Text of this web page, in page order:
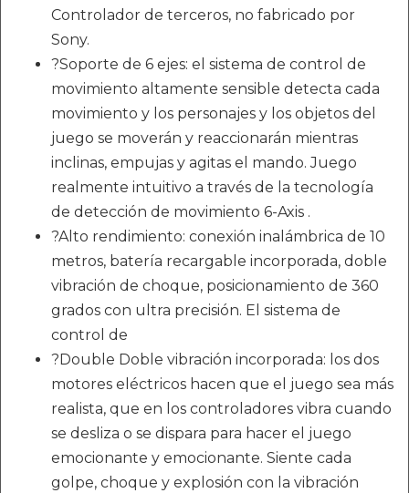
Controlador de terceros, no fabricado por
Sony.
?Soporte de 6 ejes: el sistema de control de
movimiento altamente sensible detecta cada
movimiento y los personajes y los objetos del
juego se moverán y reaccionarán mientras
inclinas, empujas y agitas el mando. Juego
realmente intuitivo a través de la tecnología
de detección de movimiento 6-Axis .
?Alto rendimiento: conexión inalámbrica de 10
metros, batería recargable incorporada, doble
vibración de choque, posicionamiento de 360 ​​
grados con ultra precisión. El sistema de
control de
?Double Doble vibración incorporada: los dos
motores eléctricos hacen que el juego sea más
realista, que en los controladores vibra cuando
se desliza o se dispara para hacer el juego
emocionante y emocionante. Siente cada
golpe, choque y explosión con la vibración